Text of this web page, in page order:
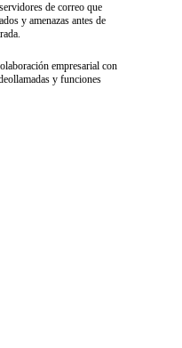
de correo que
y amenazas antes de
empresarial con
y funciones